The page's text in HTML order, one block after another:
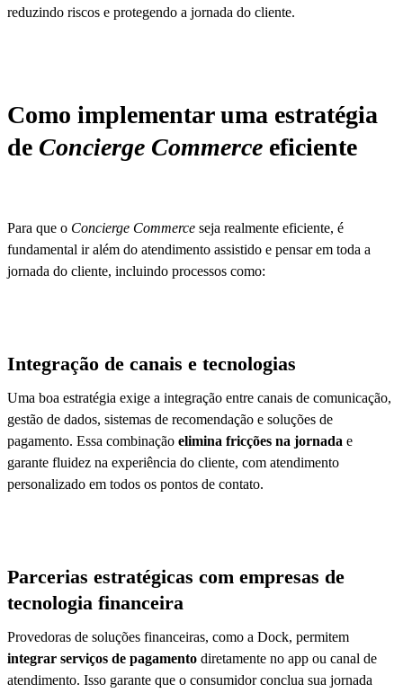
reduzindo riscos e protegendo a jornada do cliente.
Como implementar uma estratégia
de Concierge Commerce eficiente
Para que o Concierge Commerce seja realmente eficiente, é
fundamental ir além do atendimento assistido e pensar em toda a
jornada do cliente, incluindo processos como:
Integração de canais e tecnologias
Uma boa estratégia exige a integração entre canais de comunicação,
gestão de dados, sistemas de recomendação e soluções de
pagamento. Essa combinação elimina fricções na jornada e
garante fluidez na experiência do cliente, com atendimento
personalizado em todos os pontos de contato.
Parcerias estratégicas com empresas de
tecnologia financeira
Provedoras de soluções financeiras, como a Dock, permitem
integrar serviços de pagamento diretamente no app ou canal de
atendimento. Isso garante que o consumidor conclua sua jornada